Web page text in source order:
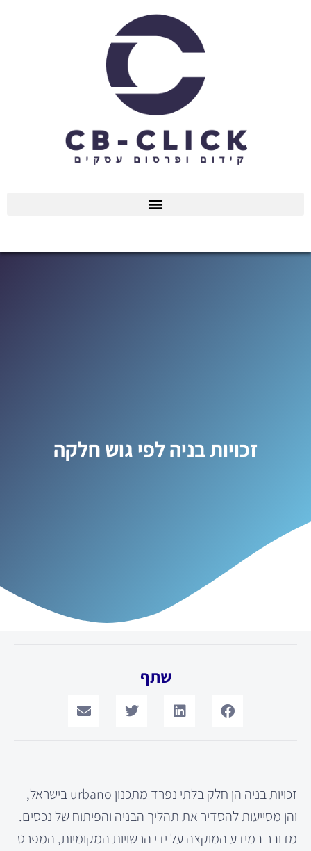
זכויות בניה לפי גוש חלקה
שתף
זכויות בניה הן חלק בלתי נפרד מתכנון urbano בישראל,
והן מסייעות להסדיר את תהליך הבניה והפיתוח של נכסים.
מדובר במידע המוקצה על ידי הרשויות המקומיות, המפרט